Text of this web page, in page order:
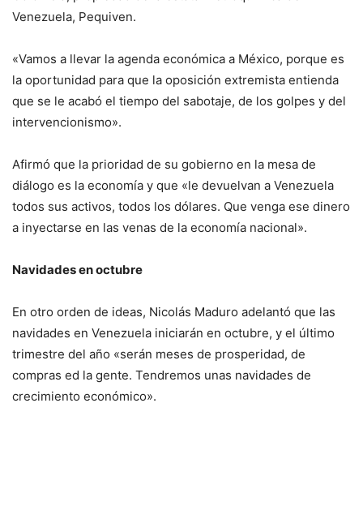
Venezuela, Pequiven.
«Vamos a llevar la agenda económica a México, porque es
la oportunidad para que la oposición extremista entienda
que se le acabó el tiempo del sabotaje, de los golpes y del
intervencionismo».
Afirmó que la prioridad de su gobierno en la mesa de
diálogo es la economía y que «le devuelvan a Venezuela
todos sus activos, todos los dólares. Que venga ese dinero
a inyectarse en las venas de la economía nacional».
Navidades en octubre
En otro orden de ideas, Nicolás Maduro adelantó que las
navidades en Venezuela iniciarán en octubre, y el último
trimestre del año «serán meses de prosperidad, de
compras ed la gente. Tendremos unas navidades de
crecimiento económico».